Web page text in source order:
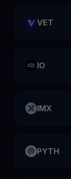
VET
IO
IMX
PYTH